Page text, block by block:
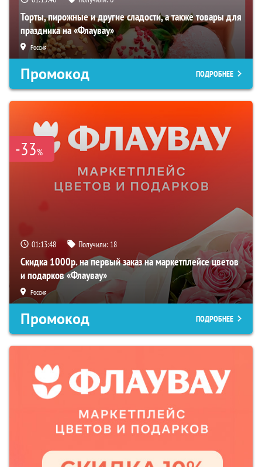
Торты, пирожные и другие сладости, а также товары для
праздника на «Флаувау»
Россия
Промокод ПОДРОБНЕЕ
-33%
01:13:47 Получили: 18
Скидка 1000р. на первый заказ на маркетплейсе цветов
и подарков «Флаувау»
Россия
Промокод ПОДРОБНЕЕ